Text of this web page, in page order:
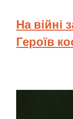
На війні
Героїв